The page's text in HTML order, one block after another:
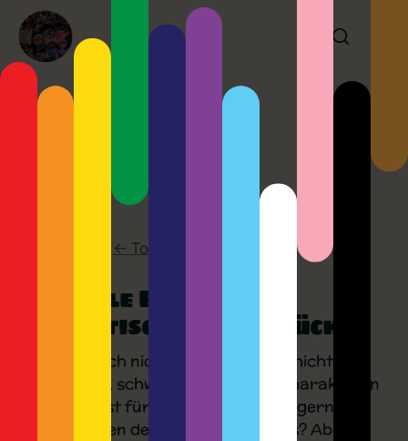
← To The Previous Page
Normale Eltern-
Stammtisch: Kinderbücher
Wer lässt sich nicht gerne von Geschichten
verzaubern, schwärmt von deren Charakteren
und verpasst für das aktuelle Buch gerne ein
paar Stunden des wichtigen Schlafs? Aber